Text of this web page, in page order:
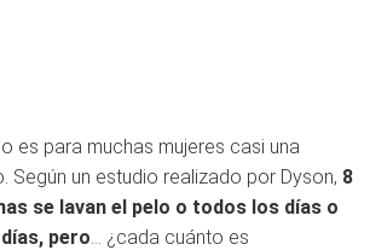
es para muchas mujeres casi una
Según un estudio realizado por Dyson, 8
se lavan el pelo o todos los días o
pero... ¿cada cuánto es